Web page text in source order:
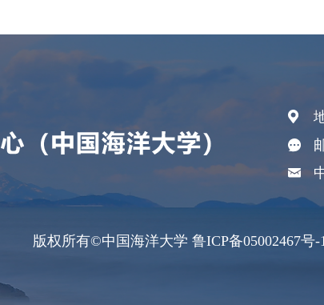
版权所有©中国海洋大学 鲁ICP备05002467号-